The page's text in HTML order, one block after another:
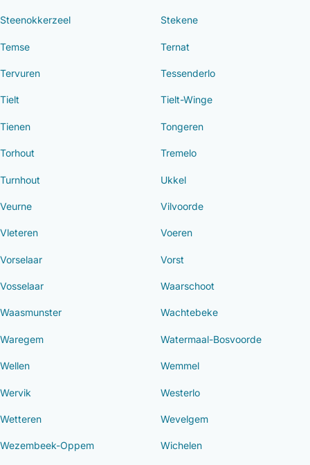
Steenokkerzeel Stekene
Temse Ternat
Tervuren Tessenderlo
Tielt Tielt-Winge
Tienen Tongeren
Torhout Tremelo
Turnhout Ukkel
Veurne Vilvoorde
Vleteren Voeren
Vorselaar Vorst
Vosselaar Waarschoot
Waasmunster Wachtebeke
Waregem Watermaal-Bosvoorde
Wellen Wemmel
Wervik Westerlo
Wetteren Wevelgem
Wezembeek-Oppem Wichelen